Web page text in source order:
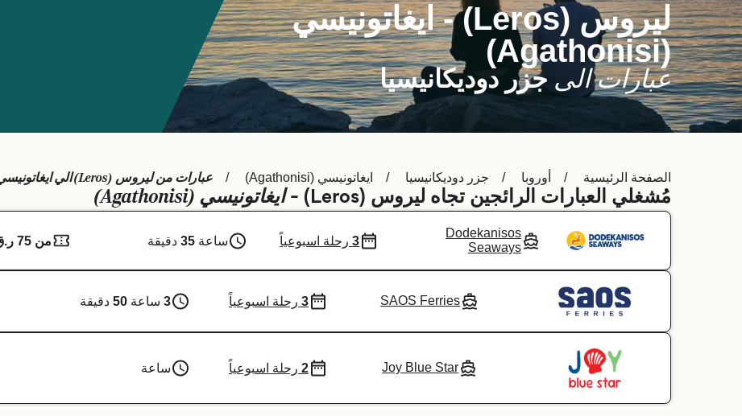
ليروس (Leros) - ايغاتونيسي
(Agathonisi)
عبارات الى جزر دوديكانيسيا
الصفحة الرئيسية أوروبا جزر دوديكانيسيا ايغاتونيسي (Agathonisi) عبارات من ليروس (Leros) الي ايغاتونيسي (Agathonisi)
مُشغلي العبارات الرائجين تجاه ليروس (Leros) - ايغاتونيسي (Agathonisi)
Dodekanisos
Seaways
3رحلة اسبوعياً ساعة35 دقيقة من 75 ر.ق.‏
SAOS Ferries
3 رحلة اسبوعياً 3 ساعة50 دقيقة
Joy Blue Star
2 رحلة اسبوعياً ساعة